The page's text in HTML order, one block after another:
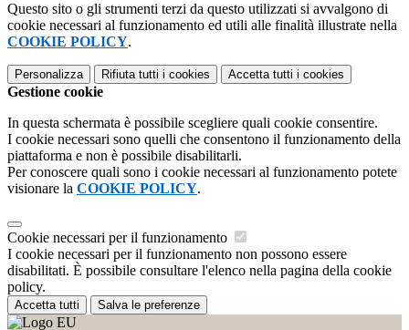
Questo sito o gli strumenti terzi da questo utilizzati si avvalgono di
cookie necessari al funzionamento ed utili alle finalità illustrate nella
COOKIE POLICY.
Personalizza Rifiuta tutti i cookies Accetta tutti i cookies
Gestione cookie
In questa schermata è possibile scegliere quali cookie consentire.
I cookie necessari sono quelli che consentono il funzionamento della
piattaforma e non è possibile disabilitarli.
Per conoscere quali sono i cookie necessari al funzionamento potete
visionare la COOKIE POLICY.
Cookie necessari per il funzionamento
I cookie necessari per il funzionamento non possono essere
disabilitati. È possibile consultare l'elenco nella pagina della cookie
policy.
Accetta tutti Salva le preferenze